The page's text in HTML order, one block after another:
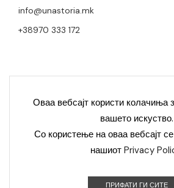
info@unastoria.mk
+38970 333 172
Контакт
Уна Сториа Модерна © 2023 Сите
Оваа вебсајт користи колачиња
вашето искуство.
Со користење на оваа вебсајт
нашиот Privacy
ПРИФАТИ ГИ СИТЕ